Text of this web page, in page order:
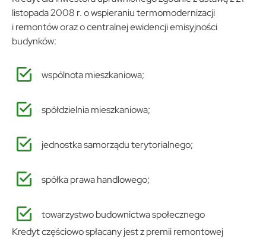
listopada 2008 r. o wspieraniu termomodernizacji
i remontów oraz o centralnej ewidencji emisyjności
budynków:
wspólnota mieszkaniowa;
spółdzielnia mieszkaniowa;
jednostka samorządu terytorialnego;
spółka prawa handlowego;
towarzystwo budownictwa społecznego
Kredyt częściowo spłacany jest z premii remontowej
firm będących naszymi partnerami oraz innych dostawców usług.
Firmy te działają w charakterze pośredników prezentujących
nasze treści w postaci wiadomości, ofert, komunikatów mediów
społecznościowych.